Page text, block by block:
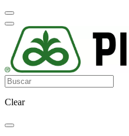
Clear